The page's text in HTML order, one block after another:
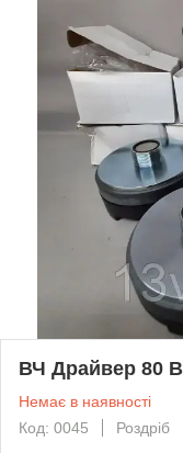
ВЧ Драйвер 80
Немає в наявності
Код: 0045
Роздріб